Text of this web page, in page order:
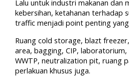
Lalu untuk industri makanan dan
kebersihan, ketahanan terhadap
traffic menjadi point penting
Ruang cold storage, blazt
area, bagging, CIP,
WWTP, neutralization pit, ruang
perlakuan khusus juga.